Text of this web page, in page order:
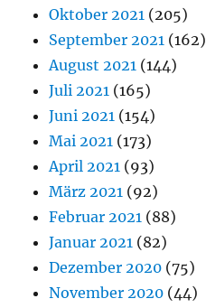
Oktober 2021 (205)
September 2021 (162)
August 2021 (144)
Juli 2021 (165)
Juni 2021 (154)
Mai 2021 (173)
April 2021 (93)
März 2021 (92)
Februar 2021 (88)
Januar 2021 (82)
Dezember 2020 (75)
November 2020 (44)